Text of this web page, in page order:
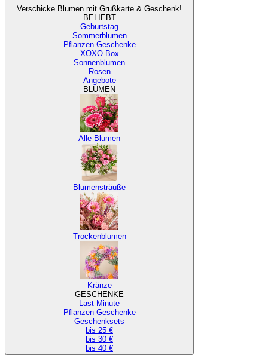
Verschicke Blumen mit Grußkarte & Geschenk!
BELIEBT
Geburtstag
Sommerblumen
Pflanzen-Geschenke
XOXO-Box
Sonnenblumen
Rosen
Angebote
BLUMEN
Alle Blumen
Blumensträuße
Trockenblumen
Kränze
GESCHENKE
Last Minute
Pflanzen-Geschenke
Geschenksets
bis 25 €
bis 30 €
bis 40 €